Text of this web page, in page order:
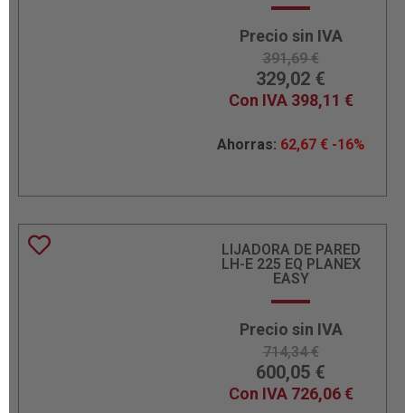
Precio sin IVA
391,69€
329,02 €
Con IVA 398,11 €
Ahorras: 62,67 € -16%
LIJADORA DE PARED
LH-E 225 EQ PLANEX
EASY
Precio sin IVA
714,34€
600,05 €
Con IVA 726,06€